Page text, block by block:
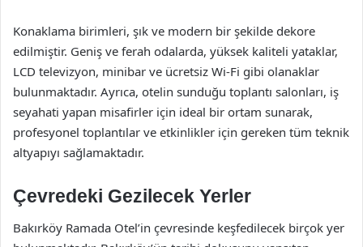
Konaklama birimleri, şık ve modern bir şekilde dekore
edilmiştir. Geniş ve ferah odalarda, yüksek kaliteli yataklar,
LCD televizyon, minibar ve ücretsiz Wi-Fi gibi olanaklar
bulunmaktadır. Ayrıca, otelin sunduğu toplantı salonları, iş
seyahati yapan misafirler için ideal bir ortam sunarak,
profesyonel toplantılar ve etkinlikler için gereken tüm teknik
altyapıyı sağlamaktadır.
Çevredeki Gezilecek Yerler
Bakırköy Ramada Otel’in çevresinde keşfedilecek birçok yer